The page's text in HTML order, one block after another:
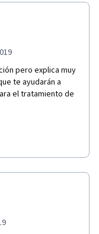
pero explica muy
te ayudarán a
el tratamiento de